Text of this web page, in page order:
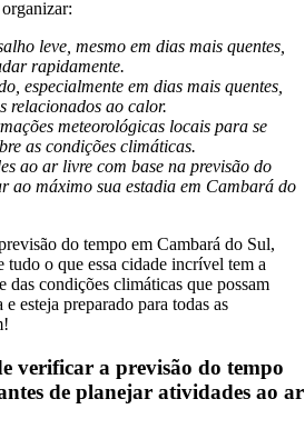
leve, mesmo em dias mais quentes,
rapidamente.
especialmente em dias mais quentes,
relacionados ao calor.
meteorológicas locais para se
as condições climáticas.
ao ar livre com base na previsão do
ao máximo sua estadia em Cambará do
do tempo em Cambará do Sul,
tudo o que essa cidade incrível tem a
das condições climáticas que possam
esteja preparado para todas as
verificar a previsão do tempo
de planejar atividades ao ar